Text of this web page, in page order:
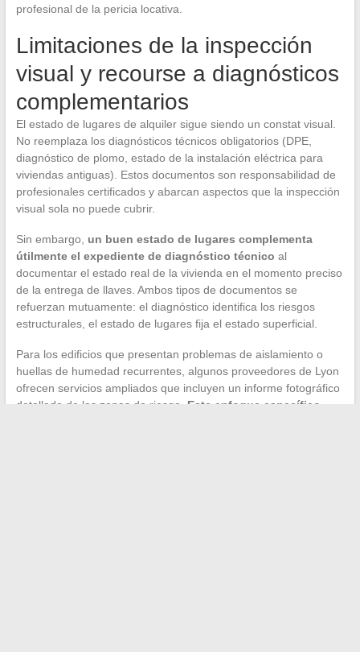
profesional de la pericia locativa.
Limitaciones de la inspección
visual y recourse a diagnósticos
complementarios
El estado de lugares de alquiler sigue siendo un constat visual.
No reemplaza los diagnósticos técnicos obligatorios (DPE,
diagnóstico de plomo, estado de la instalación eléctrica para
viviendas antiguas). Estos documentos son responsabilidad de
profesionales certificados y abarcan aspectos que la inspección
visual sola no puede cubrir.
Sin embargo, un buen estado de lugares complementa
útilmente el expediente de diagnóstico técnico al
documentar el estado real de la vivienda en el momento preciso
de la entrega de llaves. Ambos tipos de documentos se
refuerzan mutuamente: el diagnóstico identifica los riesgos
estructurales, el estado de lugares fija el estado superficial.
Para los edificios que presentan problemas de aislamiento o
huellas de humedad recurrentes, algunos proveedores de Lyon
ofrecen servicios ampliados que incluyen un informe fotográfico
detallado de las zonas de riesgo. Este enfoque específico